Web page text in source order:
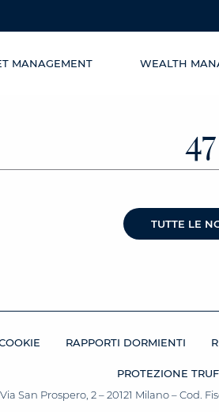
MANAGEMENT WEALTH
47
TUTTE LE
RAPPORTI DORMIENTI
PROTEZIONE
San Prospero, 2 – 20121 Milano – Cod.